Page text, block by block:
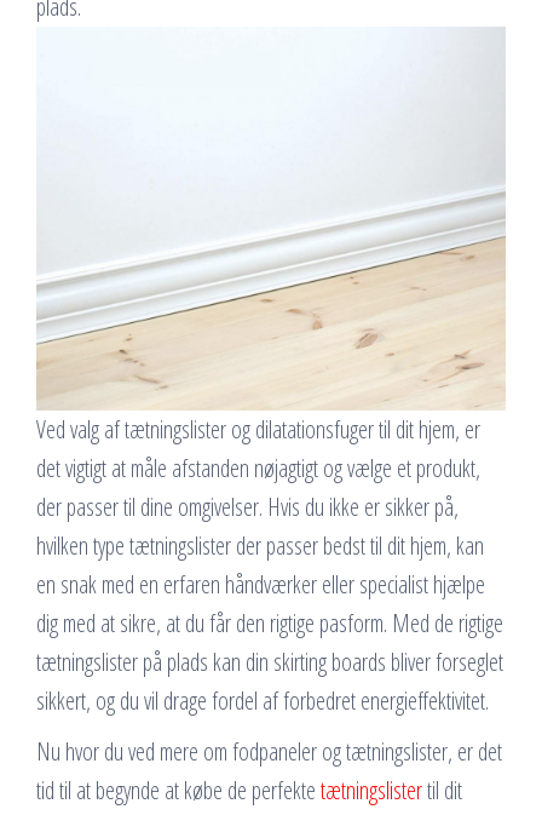
Ved valg af tætningslister og dilatationsfuger til dit hjem, er
det vigtigt at måle afstanden nøjagtigt og vælge et produkt,
der passer til dine omgivelser. Hvis du ikke er sikker på,
hvilken type tætningslister der passer bedst til dit hjem, kan
en snak med en erfaren håndværker eller specialist hjælpe
dig med at sikre, at du får den rigtige pasform. Med de rigtige
tætningslister på plads kan din skirting boards bliver forseglet
sikkert, og du vil drage fordel af forbedret energieffektivitet.
Nu hvor du ved mere om fodpaneler og tætningslister, er det
tid til at begynde at købe de perfektetætningslistertil dit